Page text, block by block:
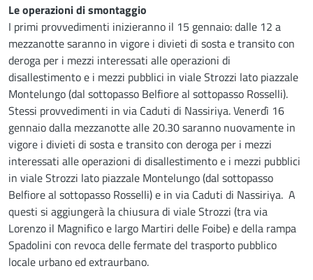
Le operazioni di smontaggio
I primi provvedimenti inizieranno il 15 gennaio: dalle 12 a
mezzanotte saranno in vigore i divieti di sosta e transito con
deroga per i mezzi interessati alle operazioni di
disallestimento e i mezzi pubblici in viale Strozzi lato piazzale
Montelungo (dal sottopasso Belfiore al sottopasso Rosselli).
Stessi provvedimenti in via Caduti di Nassiriya. Venerdì 16
gennaio dalla mezzanotte alle 20.30 saranno nuovamente in
vigore i divieti di sosta e transito con deroga per i mezzi
interessati alle operazioni di disallestimento e i mezzi pubblici
in viale Strozzi lato piazzale Montelungo (dal sottopasso
Belfiore al sottopasso Rosselli) e in via Caduti di Nassiriya. A
questi si aggiungerà la chiusura di viale Strozzi (tra via
Lorenzo il Magnifico e largo Martiri delle Foibe) e della rampa
Spadolini con revoca delle fermate del trasporto pubblico
locale urbano ed extraurbano.